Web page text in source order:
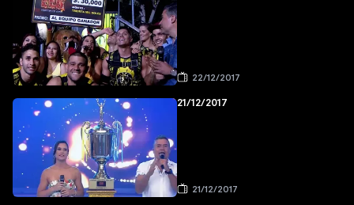
22/12/2017
21/12/2017
21/12/2017